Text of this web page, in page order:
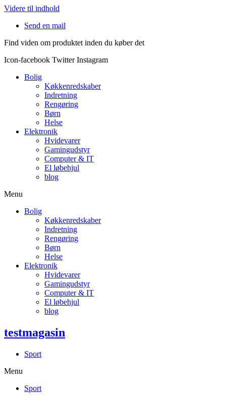
Videre til indhold
Send en mail
Find viden om produktet inden du køber det
Icon-facebook Twitter Instagram
Bolig
Køkkenredskaber
Indretning
Rengøring
Børn
Helse
Elektronik
Hvidevarer
Gamingudstyr
Computer & IT
El løbehjul
blog
Menu
Bolig
Køkkenredskaber
Indretning
Rengøring
Børn
Helse
Elektronik
Hvidevarer
Gamingudstyr
Computer & IT
El løbehjul
blog
testmagasin
Sport
Menu
Sport